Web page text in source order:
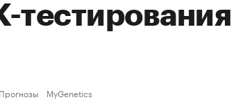
Прогнозы MyGenetics